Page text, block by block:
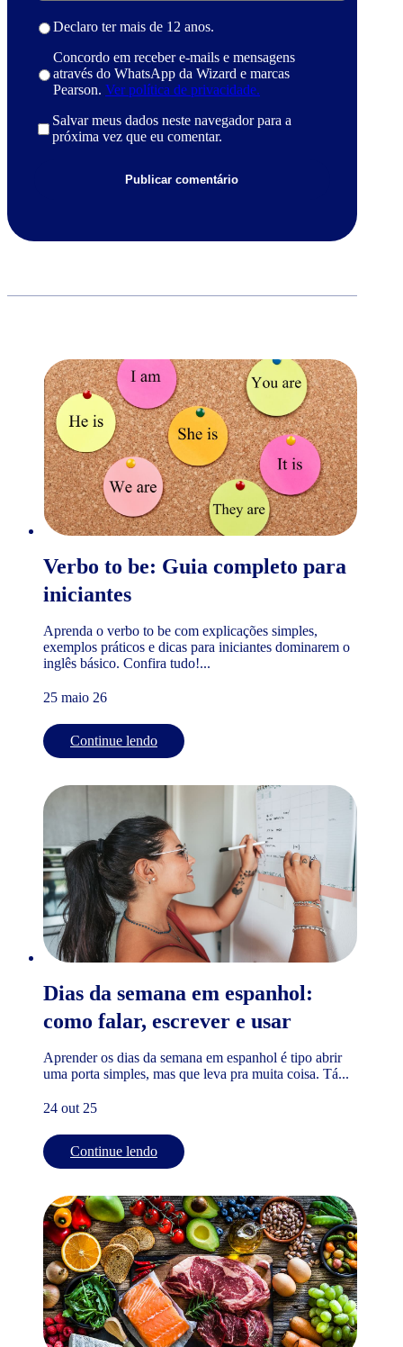
Declaro ter mais de 12 anos.
Concordo em receber e-mails e mensagens
através do WhatsApp da Wizard e marcas
Pearson. Ver política de privacidade.
Salvar meus dados neste navegador para a
próxima vez que eu comentar.
Verbo to be: Guia completo para
iniciantes
Aprenda o verbo to be com explicações simples,
exemplos práticos e dicas para iniciantes dominarem o
inglês básico. Confira tudo!...
25 maio 26
Continue lendo
Dias da semana em espanhol:
como falar, escrever e usar
Aprender os dias da semana em espanhol é tipo abrir
uma porta simples, mas que leva pra muita coisa. Tá...
24 out 25
Continue lendo